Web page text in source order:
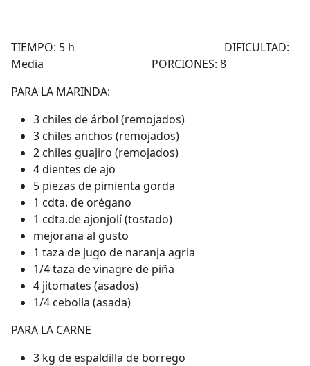
TIEMPO: 5 h DIFICULTAD:
Media PORCIONES: 8
PARA LA MARINDA:
3 chiles de árbol (remojados)
3 chiles anchos (remojados)
2 chiles guajiro (remojados)
4 dientes de ajo
5 piezas de pimienta gorda
1 cdta. de orégano
1 cdta.de ajonjolí (tostado)
mejorana al gusto
1 taza de jugo de naranja agria
1/4 taza de vinagre de piña
4 jitomates (asados)
1/4 cebolla (asada)
PARA LA CARNE
3 kg de espaldilla de borrego